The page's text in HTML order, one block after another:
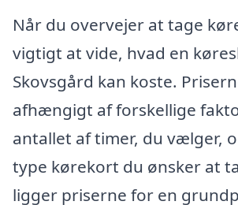
Når du overvejer at tage
vigtigt at vide, hvad en
Skovsgård kan koste.
afhængigt af forskellige
antallet af timer, du vælger,
type kørekort du ønsker at
ligger priserne for en